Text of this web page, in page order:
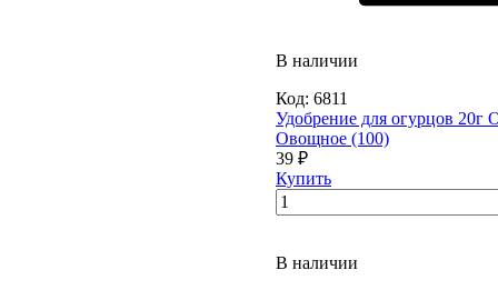
В наличии
Код: 6811
Удобрение для огурцов 20г
Овощное (100)
39 ₽
Купить
В наличии